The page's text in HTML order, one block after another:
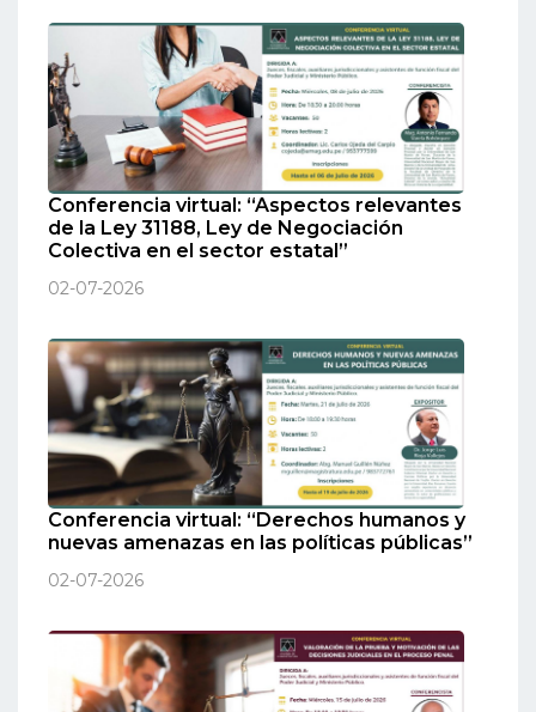
Conferencia virtual: “Aspectos relevantes
de la Ley 31188, Ley de Negociación
Colectiva en el sector estatal”
02-07-2026
Conferencia virtual: “Derechos humanos y
nuevas amenazas en las políticas públicas”
02-07-2026